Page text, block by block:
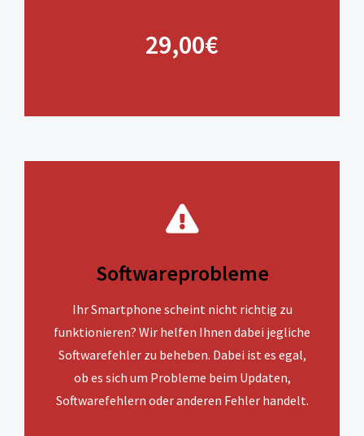
29,00€
Softwareprobleme
Ihr Smartphone scheint nicht richtig zu
funktionieren? Wir helfen Ihnen dabei jegliche
Softwarefehler zu beheben. Dabei ist es egal,
ob es sich um Probleme beim Updaten,
Softwarefehlern oder anderen Fehler handelt.